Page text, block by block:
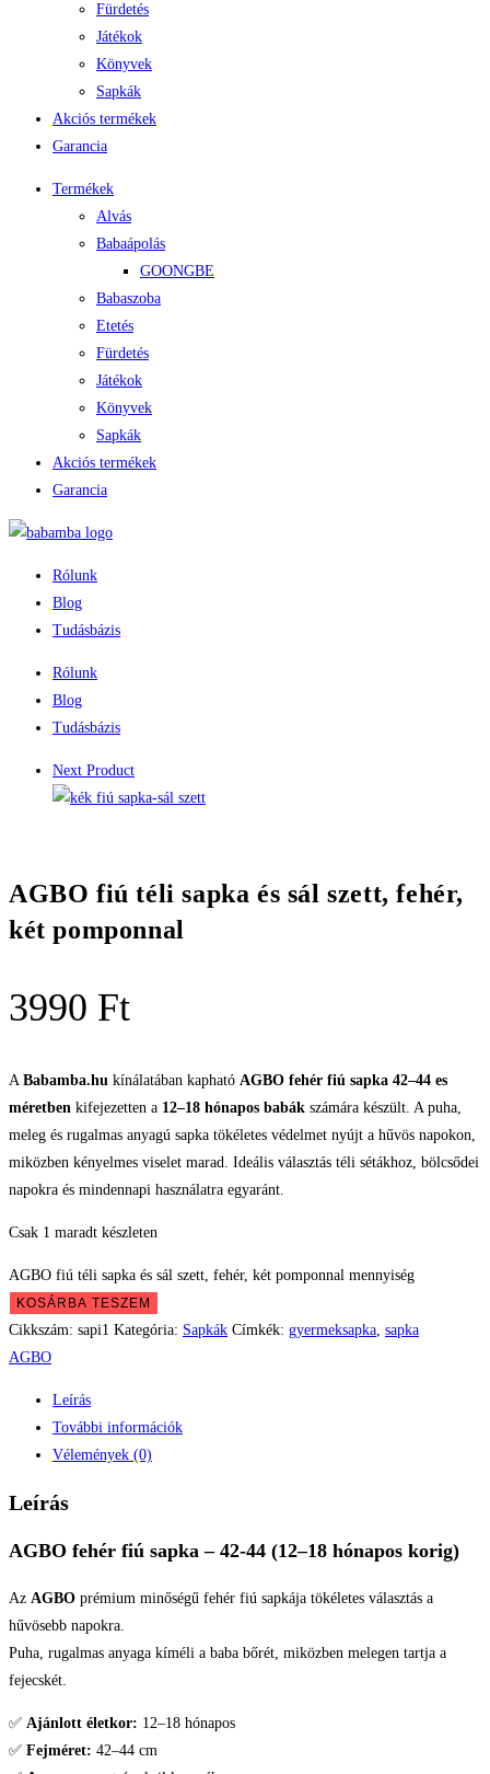
Fürdetés
Játékok
Könyvek
Sapkák
Akciós termékek
Garancia
Termékek
Alvás
Babaápolás
GOONGBE
Babaszoba
Etetés
Fürdetés
Játékok
Könyvek
Sapkák
Akciós termékek
Garancia
Rólunk
Blog
Tudásbázis
Rólunk
Blog
Tudásbázis
Next Product
AGBO fiú téli sapka és sál szett, fehér,
két pomponnal
3990 Ft
A Babamba.hu kínálatában kapható AGBO fehér fiú sapka 42–44 es
méretben kifejezetten a 12–18 hónapos babák számára készült. A puha,
meleg és rugalmas anyagú sapka tökéletes védelmet nyújt a hűvös napokon,
miközben kényelmes viselet marad. Ideális választás téli sétákhoz, bölcsődei
napokra és mindennapi használatra egyaránt.
Csak 1 maradt készleten
AGBO fiú téli sapka és sál szett, fehér, két pomponnal mennyiség
KOSÁRBA TESZEM
Cikkszám: sapi1 Kategória: Sapkák Címkék: gyermeksapka sapka
AGBO
Leírás
További információk
Vélemények (0)
Leírás
AGBO fehér fiú sapka – 42-44 (12–18 hónapos korig)
Az AGBO prémium minőségű fehér fiú sapkája tökéletes választás a
hűvösebb napokra.
Puha, rugalmas anyaga kíméli a baba bőrét, miközben melegen tartja a
fejecskét.
✅ Ajánlott életkor: 12–18 hónapos
✅ Fejméret: 42–44 cm